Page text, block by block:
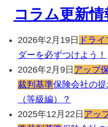
コラム更新情
2026年2月19日 ドラ
ダーを必ずつけよう！
2026年2月9日 アップ
裁判基準保険会社の
（等級編）？
2025年12月22日 アッ